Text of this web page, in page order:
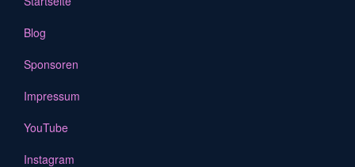
Blog
Sponsoren
Impressum
YouTube
Instagram